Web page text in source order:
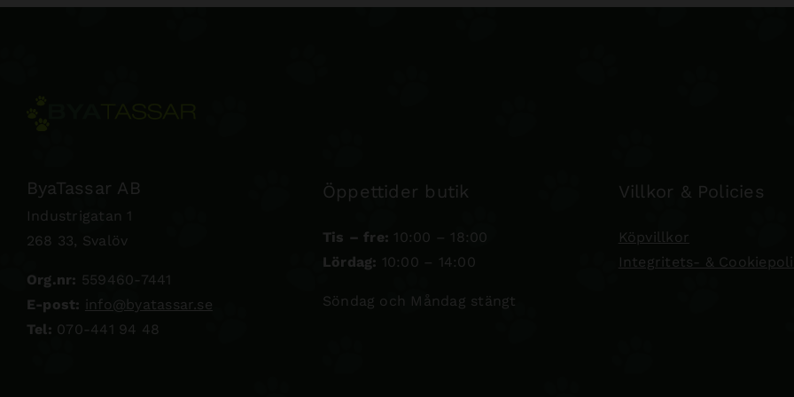
ByaTassar AB
Industrigatan 1
268 33, Svalöv
Org.nr: 559460-7441
E-post: info@byatassar.se
Tel: 070-441 94 48
Öppettider butik
Tis – fre: 10:00 – 18:00
Lördag: 10:00 – 14:00
Söndag och Måndag stängt
Villkor & Policies
Köpvillkor
Integritets- &